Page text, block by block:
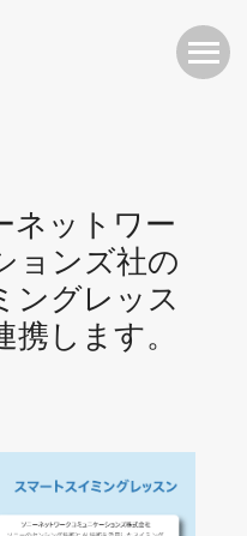
ネットワー
ョンズ社の
ングレッス
します。